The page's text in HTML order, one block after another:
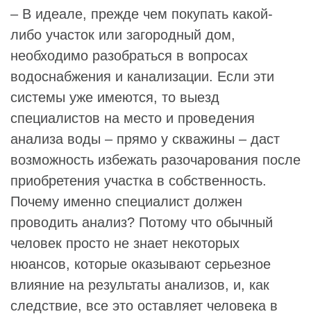
– В идеале, прежде чем покупать какой-
либо участок или загородный дом,
необходимо разобраться в вопросах
водоснабжения и канализации. Если эти
системы уже имеются, то выезд
специалистов на место и проведения
анализа воды – прямо у скважины – даст
возможность избежать разочарования после
приобретения участка в собственность.
Почему именно специалист должен
проводить анализ? Потому что обычный
человек просто не знает некоторых
нюансов, которые оказывают серьезное
влияние на результаты анализов, и, как
следствие, все это оставляет человека в